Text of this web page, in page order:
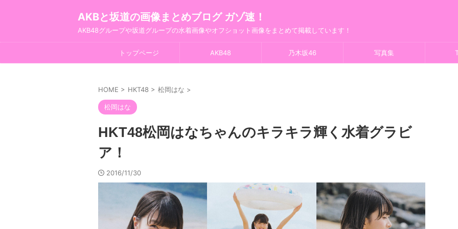
AKBと坂道の画像まとめブログ ガゾ速！
AKB48グループや坂道グループの水着画像やオフショット画像をまとめて掲載しています！
トップページ AKB48 乃木坂46 写真集
HOME > HKT48 > 松岡はな >
松岡はな
HKT48松岡はなちゃんのキラキラ輝く水着グラビ
ア！
2016/11/30